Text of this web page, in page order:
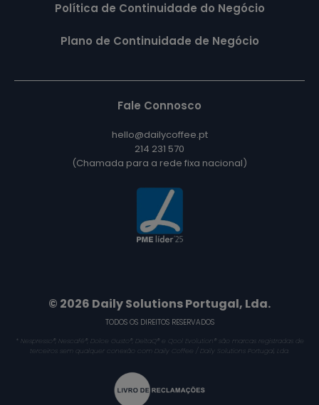
Política de Continuidade do Negócio
Plano de Continuidade de Negócio
Fale Connosco
hello@dailycoffee.pt
214 231 570
(Chamada para a rede fixa nacional)
© 2026 Daily Solutions Portugal, Lda.
TODOS OS DIREITOS RESERVADOS
* Nespresso®, Nescafé®, Dolce Gusto®, DeltaQ® e Qool Evolution® são marcas registradas de
terceiros sem qualquer conexão com Daily Coffee / Daily Solutions Portugal, Lda.